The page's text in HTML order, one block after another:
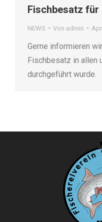
Fischbesatz für
NEWS Von admin
Gerne informieren
Fischbesatz in allen
durchgeführt wurde.